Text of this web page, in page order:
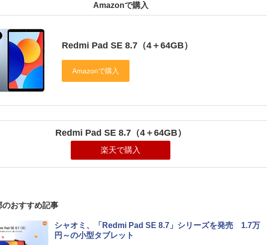
Amazonで購入
Redmi Pad SE 8.7（4＋64GB）
Redmi Pad SE 8.7（4＋64GB）
楽天で購入
のおすすめ記事
シャオミ、「Redmi Pad SE 8.7」シリーズを発売 1.7万
円～の小型タブレット